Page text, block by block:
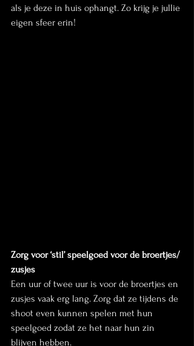
als je deze in huis ophangt. Zo krijg je jullie
eigen sfeer erin!
Zorg voor ‘stil’ speelgoed voor de broertjes/
zusjes
Een uur of twee uur is voor de broertjes en
zusjes vaak erg lang. Zorg dat ze tijdens de
shoot even kunnen spelen met hun
speelgoed zodat ze het naar hun zin
blijven hebben.